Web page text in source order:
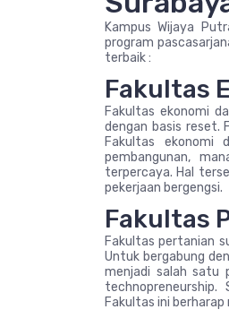
Kampus Wijaya
program
terbaik :
Fakultas
Fakultas ekonomi
dengan basis reset.
Fakultas ekonomi
pembangunan,
terpercaya. Hal
pekerjaan bergengsi.
Fakultas
Fakultas pertanian
Untuk bergabung
menjadi salah satu
Fakultas ini